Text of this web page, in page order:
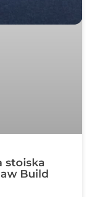
stoiska
Build